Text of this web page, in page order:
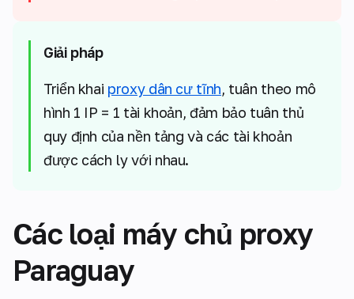
Giải pháp
Triển khai proxy dân cư tĩnh, tuân theo mô
hình 1 IP = 1 tài khoản, đảm bảo tuân thủ
quy định của nền tảng và các tài khoản
được cách ly với nhau.
Các loại máy chủ proxy
Paraguay